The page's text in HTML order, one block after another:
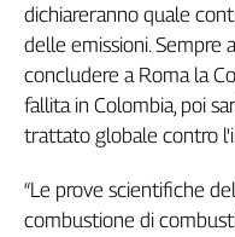
dichiareranno quale
delle emissioni. Sempre
concludere a Roma la
fallita in Colombia, poi
trattato globale contro
“Le prove scientifiche
combustione di